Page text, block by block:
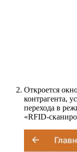
Откроется
контрагента,
перехода в
«RFID-